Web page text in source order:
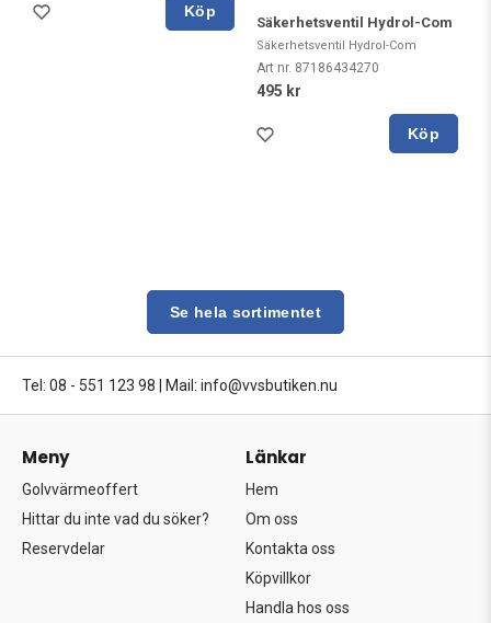
Köp
Säkerhetsventil Hydrol-Com
Säkerhetsventil Hydrol-Com
Art nr. 87186434270
495 kr
Köp
Se hela sortimentet
Tel: 08 - 551 123 98 Mail: info@vvsbutiken.nu
Meny
Golvvärmeoffert
Hittar du inte vad du söker?
Reservdelar
Länkar
Hem
Om oss
Kontakta oss
Köpvillkor
Handla hos oss